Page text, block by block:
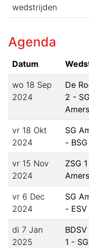
wedstrijden
Agenda
Datum
wo 18 Sep
2024
De
2 - SG
vr 18 Okt
2024
SG
-
vr 15 Nov
2024
ZSG
vr 6 Dec
2024
SG
- ESV
di 7 Jan
2025
1 - SG